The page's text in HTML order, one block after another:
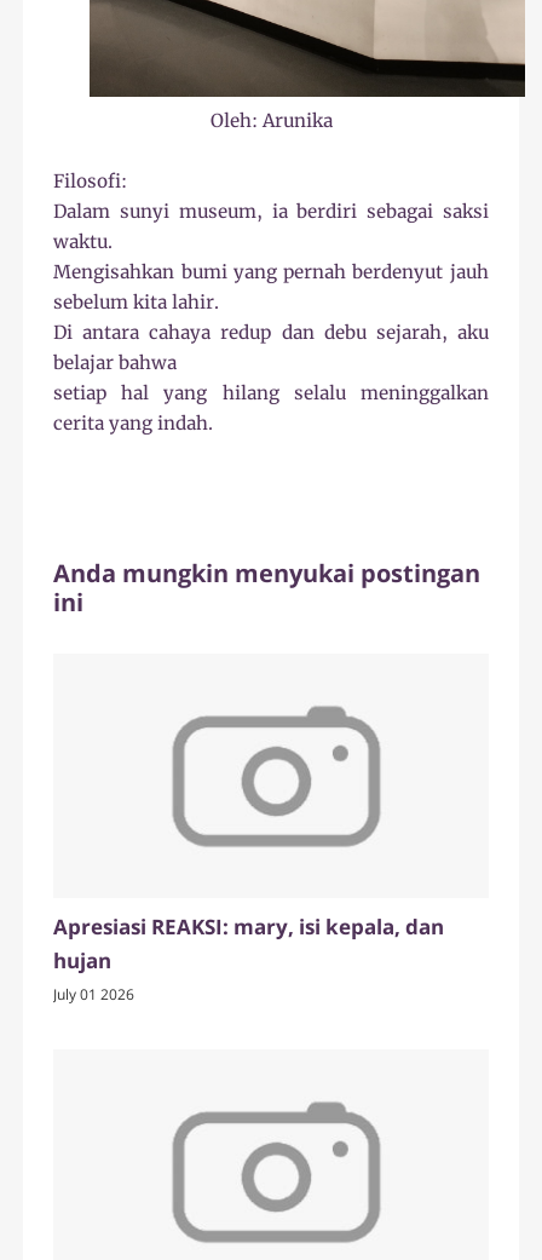
Oleh: Arunika
Filosofi:
Dalam sunyi museum, ia berdiri sebagai saksi
waktu.
Mengisahkan bumi yang pernah berdenyut jauh
sebelum kita lahir.
Di antara cahaya redup dan debu sejarah, aku
belajar bahwa
setiap hal yang hilang selalu meninggalkan
cerita yang indah.
Anda mungkin menyukai postingan
ini
Apresiasi REAKSI: mary, isi kepala, dan
hujan
July 01 2026